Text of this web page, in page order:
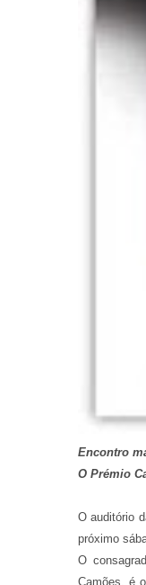
Encontro
O Prémio
O auditório
próximo
O
Camões, é